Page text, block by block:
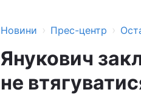
Новини › Прес-центр ›
Янукович
не